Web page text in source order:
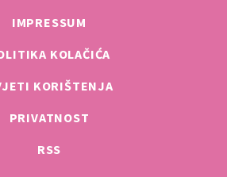
IMPRESSUM
KOLAČIĆA
KORIŠTENJA
PRIVATNOST
RSS